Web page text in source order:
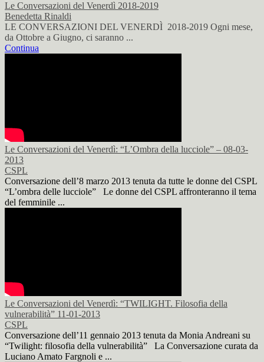
Le Conversazioni del Venerdì 2018-2019
Benedetta Rinaldi
LE CONVERSAZIONI DEL VENERDÌ 2018-2019 Ogni mese,
da Ottobre a Giugno, ci saranno ...
Continua
Le Conversazioni del Venerdì: “L’Ombra della lucciole” – 08-03-
2013
CSPL
Conversazione dell’8 marzo 2013 tenuta da tutte le donne del CSPL
“L’ombra delle lucciole” Le donne del CSPL affronteranno il tema
del femminile ...
Le Conversazioni del Venerdì: “TWILIGHT. Filosofia della
vulnerabilità” 11-01-2013
CSPL
Conversazione dell’11 gennaio 2013 tenuta da Monia Andreani su
“Twilight: filosofia della vulnerabilità” La Conversazione curata da
Luciano Amato Fargnoli e ...